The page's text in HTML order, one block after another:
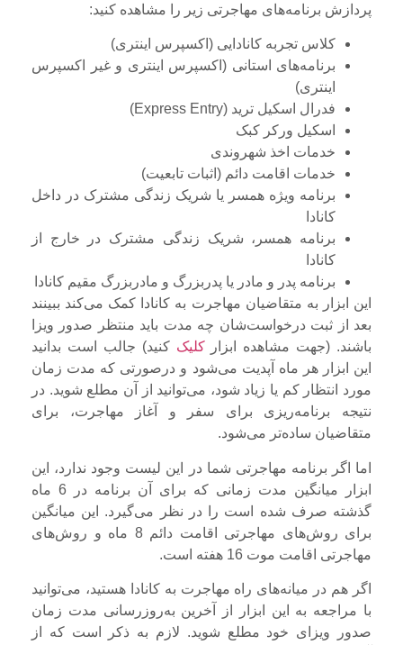
پردازش برنامه‌های مهاجرتی زیر را مشاهده کنید:
کلاس تجربه کانادایی (اکسپرس اینتری)
برنامه‌های استانی (اکسپرس اینتری و غیر اکسپرس
اینتری)
فدرال اسکیل ترید (Express Entry)
اسکیل ورکر کبک
خدمات اخذ شهروندی
خدمات اقامت دائم (اثبات تابعیت)
برنامه ویژه همسر یا شریک زندگی مشترک در داخل
کانادا
برنامه همسر، شریک زندگی مشترک در خارج از
کانادا
برنامه پدر و مادر یا پدربزرگ و مادربزرگ مقیم کانادا
این ابزار به متقاضیان مهاجرت به کانادا کمک می‌کند ببینند
بعد از ثبت درخواست‌شان چه مدت باید منتظر صدور ویزا
باشند. (جهت مشاهده ابزارکلیک کنید) جالب است بدانید
این ابزار هر ماه آپدیت می‌شود و درصورتی که مدت زمان
مورد انتظار کم یا زیاد شود، می‌توانید از آن مطلع شوید. در
نتیجه برنامه‌ریزی برای سفر و آغاز مهاجرت، برای
متقاضیان ساده‌تر می‌شود.
اما اگر برنامه مهاجرتی شما در این لیست وجود ندارد، این
ابزار میانگین مدت زمانی که برای آن برنامه در 6 ماه
گذشته صرف شده است را در نظر می‌گیرد. این میانگین
برای روش‌های مهاجرتی اقامت دائم 8 ماه و روش‌های
مهاجرتی اقامت موت 16 هفته است.
اگر هم در میانه‌های راه مهاجرت به کانادا هستید، می‌توانید
با مراجعه به این ابزار از آخرین به‌روزرسانی مدت زمان
صدور ویزای خود مطلع شوید. لازم به ذکر است که از